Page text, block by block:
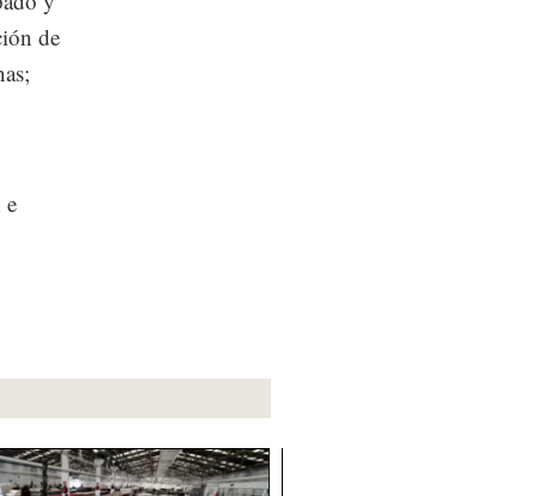
de
e